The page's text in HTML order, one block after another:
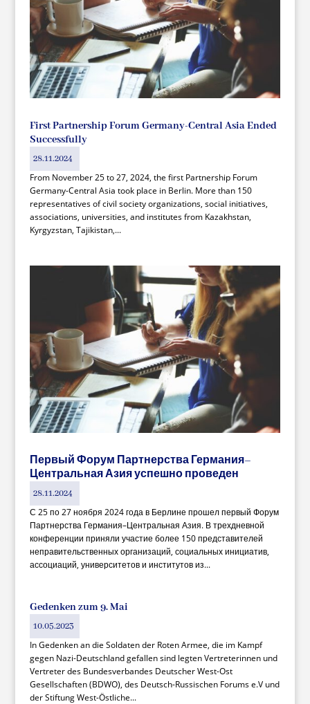
First Partnership Forum Germany-Central Asia Ended
Successfully
28.11.2024
From November 25 to 27, 2024, the first Partnership Forum
Germany-Central Asia took place in Berlin. More than 150
representatives of civil society organizations, social initiatives,
associations, universities, and institutes from Kazakhstan,
Kyrgyzstan, Tajikistan,...
Первый Форум Партнерства Германия–
Центральная Азия успешно проведен
28.11.2024
С 25 по 27 ноября 2024 года в Берлине прошел первый Форум
Партнерства Германия–Центральная Азия. В трехдневной
конференции приняли участие более 150 представителей
неправительственных организаций, социальных инициатив,
ассоциаций, университетов и институтов из...
Gedenken zum 9. Mai
10.05.2023
In Gedenken an die Soldaten der Roten Armee, die im Kampf
gegen Nazi-Deutschland gefallen sind legten Vertreterinnen und
Vertreter des Bundesverbandes Deutscher West-Ost
Gesellschaften (BDWO), des Deutsch-Russischen Forums e.V und
der Stiftung West-Östliche...